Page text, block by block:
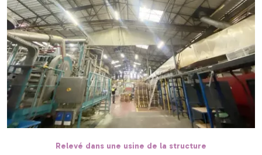
Relevé dans une usine de la structure